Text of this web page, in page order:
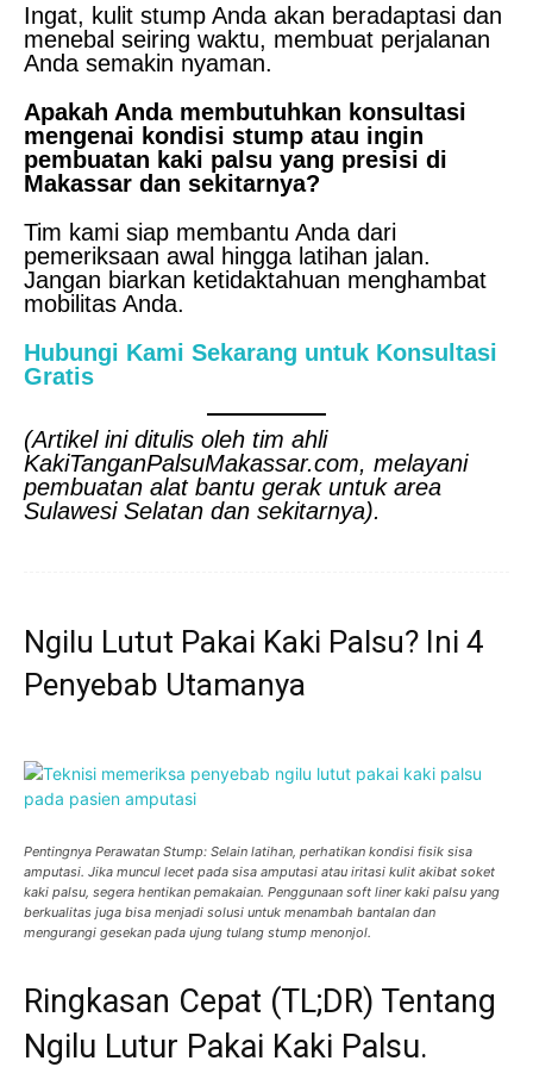
Ingat, kulit stump Anda akan beradaptasi dan
menebal seiring waktu, membuat perjalanan
Anda semakin nyaman.
Apakah Anda membutuhkan konsultasi
mengenai kondisi stump atau ingin
pembuatan kaki palsu yang presisi di
Makassar dan sekitarnya?
Tim kami siap membantu Anda dari
pemeriksaan awal hingga latihan jalan.
Jangan biarkan ketidaktahuan menghambat
mobilitas Anda.
Hubungi Kami Sekarang untuk Konsultasi
Gratis
(Artikel ini ditulis oleh tim ahli
KakiTanganPalsuMakassar.com, melayani
pembuatan alat bantu gerak untuk area
Sulawesi Selatan dan sekitarnya).
Ngilu Lutut Pakai Kaki Palsu? Ini 4
Penyebab Utamanya
Pentingnya Perawatan Stump: Selain latihan, perhatikan kondisi fisik sisa
amputasi. Jika muncul lecet pada sisa amputasi atau iritasi kulit akibat soket
kaki palsu, segera hentikan pemakaian. Penggunaan soft liner kaki palsu yang
berkualitas juga bisa menjadi solusi untuk menambah bantalan dan
mengurangi gesekan pada ujung tulang stump menonjol.
Ringkasan Cepat (TL;DR) Tentang
Ngilu Lutur Pakai Kaki Palsu.